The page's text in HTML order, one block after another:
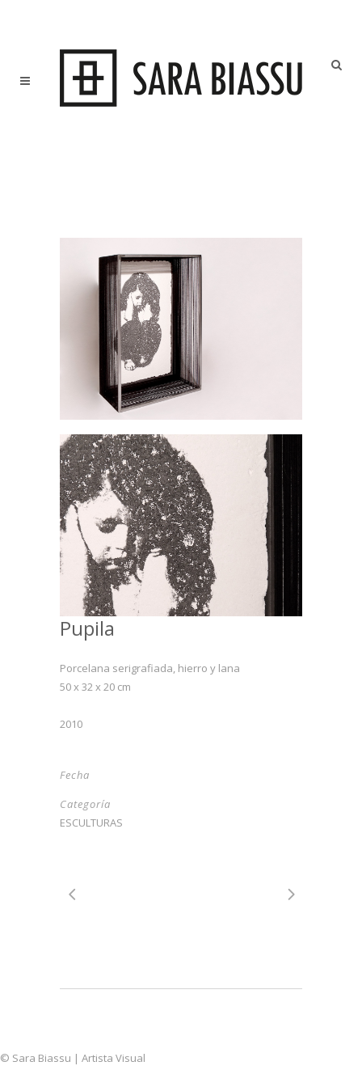
Pupila
Porcelana serigrafiada, hierro y lana
50 x 32 x 20 cm
2010
Fecha
Categoría
ESCULTURAS
© Sara Biassu | Artista Visual